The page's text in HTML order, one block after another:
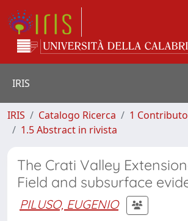
IRIS
IRIS Catalogo Ricerca
1
1.5 Abstract in rivista
The Crati Valley
Field and subsurface
PILUSO, EUGENIO